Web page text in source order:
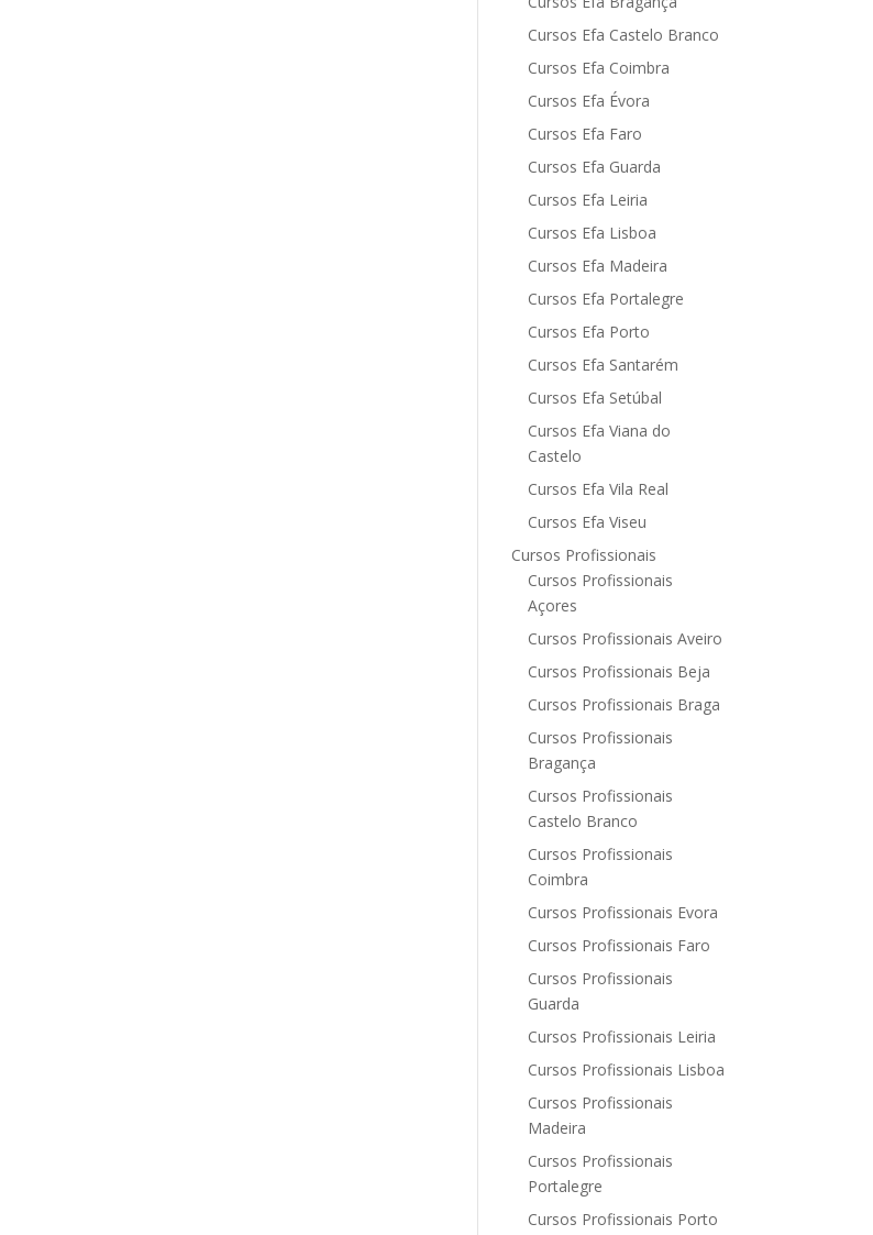
Cursos Efa Castelo Branco
Cursos Efa Coimbra
Cursos Efa Évora
Cursos Efa Faro
Cursos Efa Guarda
Cursos Efa Leiria
Cursos Efa Lisboa
Cursos Efa Madeira
Cursos Efa Portalegre
Cursos Efa Porto
Cursos Efa Santarém
Cursos Efa Setúbal
Cursos Efa Viana do
Castelo
Cursos Efa Vila Real
Cursos Efa Viseu
Cursos Profissionais
Cursos Profissionais
Açores
Cursos Profissionais Aveiro
Cursos Profissionais Beja
Cursos Profissionais Braga
Cursos Profissionais
Bragança
Cursos Profissionais
Castelo Branco
Cursos Profissionais
Coimbra
Cursos Profissionais Evora
Cursos Profissionais Faro
Cursos Profissionais
Guarda
Cursos Profissionais Leiria
Cursos Profissionais Lisboa
Cursos Profissionais
Madeira
Cursos Profissionais
Portalegre
Cursos Profissionais Porto